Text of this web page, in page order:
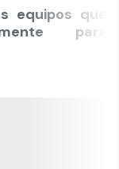
equipos que
para